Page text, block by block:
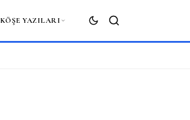
KÖŞE YAZILARI
ARA